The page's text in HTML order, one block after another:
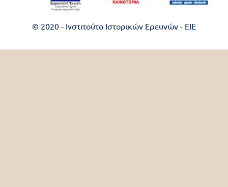
© 2020 - Ινστιτούτο Ιστορικών Ερευνών - EIE